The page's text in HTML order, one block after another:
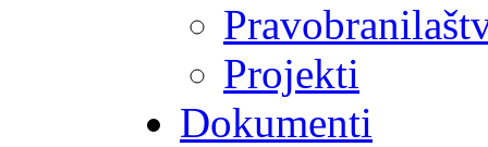
Projekti
Dokumenti